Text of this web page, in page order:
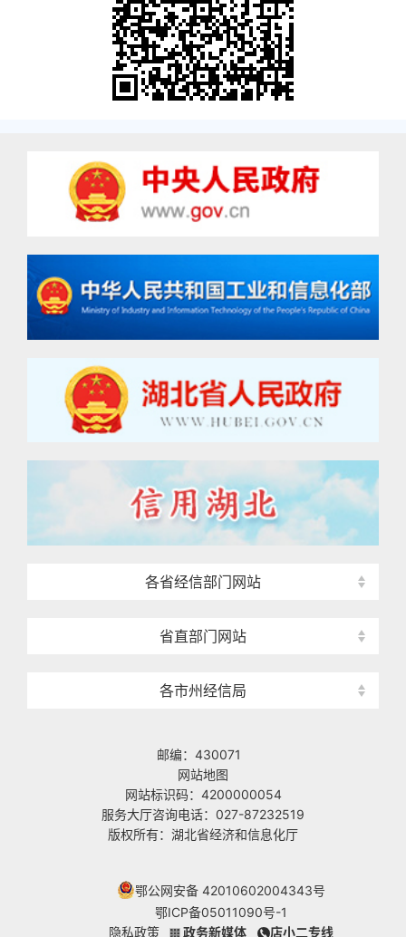
各省经信部门网站
省直部门网站
各市州经信局
邮编：430071
网站地图
网站标识码：4200000054
服务大厅咨询电话：027-87232519
版权所有：湖北省经济和信息化厅
鄂公网安备 42010602004343号
鄂ICP备05011090号-1
隐私政策
政务新媒体 店小二专线